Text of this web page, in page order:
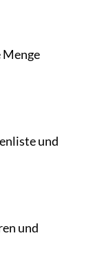
Menge
und
und